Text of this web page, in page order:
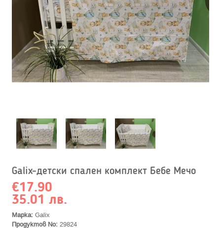
Galix-детски спален комплект Бебе Мечо
€17.90
35.01 лв.
Марка: Galix
Продуктов No: 29824